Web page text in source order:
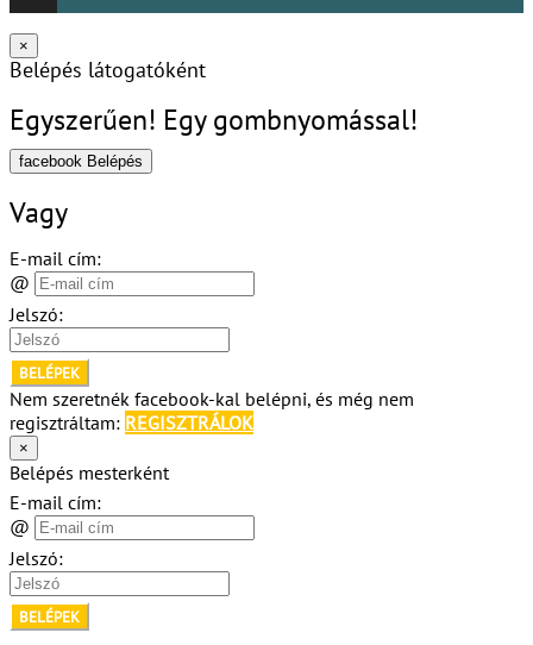
×
Belépés látogatóként
Egyszerűen! Egy gombnyomással!
facebook Belépés
Vagy
E-mail cím:
@
Jelszó:
BELÉPEK
Nem szeretnék facebook-kal belépni, és még nem
regisztráltam: REGISZTRÁLOK
×
Belépés mesterként
E-mail cím:
@
Jelszó:
BELÉPEK